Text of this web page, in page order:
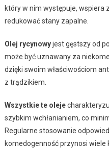
który w nim występuje, wspiera
redukować stany zapalne.
Olej rycynowyjest gęstszy od
może być uznawany za
dzięki swoim właściwościom
z trądzikiem.
Wszystkie te oleje
szybkim wchłanianiem, co
Regularne stosowanie
komedogenność przynosi